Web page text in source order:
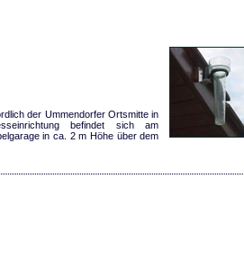
der Ummendorfer Ortsmitte in
befindet sich am
in ca. 2 m Höhe über dem